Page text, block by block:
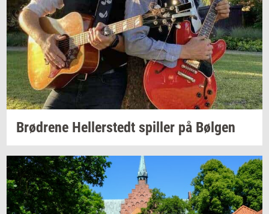
Brød­re­ne Hel­ler­stedt spil­ler på Bøl­gen